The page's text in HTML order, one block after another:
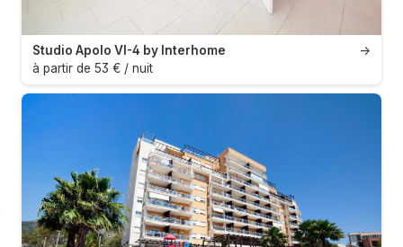
→
Studio Apolo VI-4 by Interhome
à partir de 53 € / nuit